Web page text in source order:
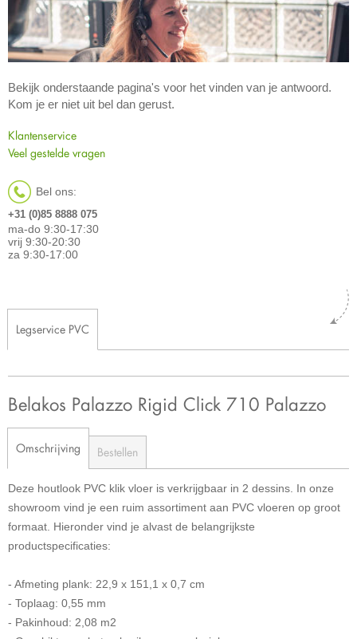
Bekijk onderstaande pagina's voor het vinden van je antwoord.
Kom je er niet uit bel dan gerust.
Klantenservice
Veel gestelde vragen
Bel ons:
+31 (0)85 8888 075
ma-do 9:30-17:30
vrij 9:30-20:30
za 9:30-17:00
Legservice PVC
Belakos Palazzo Rigid Click 710 Palazzo
Omschrijving Bestellen
Deze houtlook PVC klik vloer is verkrijgbaar in 2 dessins. In onze
showroom vind je een ruim assortiment aan PVC vloeren op groot
formaat. Hieronder vind je alvast de belangrijkste
productspecificaties:
- Afmeting plank: 22,9 x 151,1 x 0,7 cm
- Toplaag: 0,55 mm
- Pakinhoud: 2,08 m2